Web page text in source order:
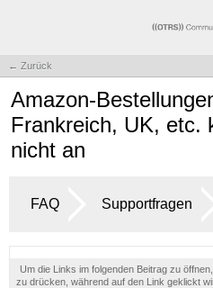
← Zurück
Amazon-
Frankreich, UK, etc.
nicht an
FAQ Supportfragen
Um die Links im folgenden Beitrag zu
zu drücken, während auf den Link geklickt